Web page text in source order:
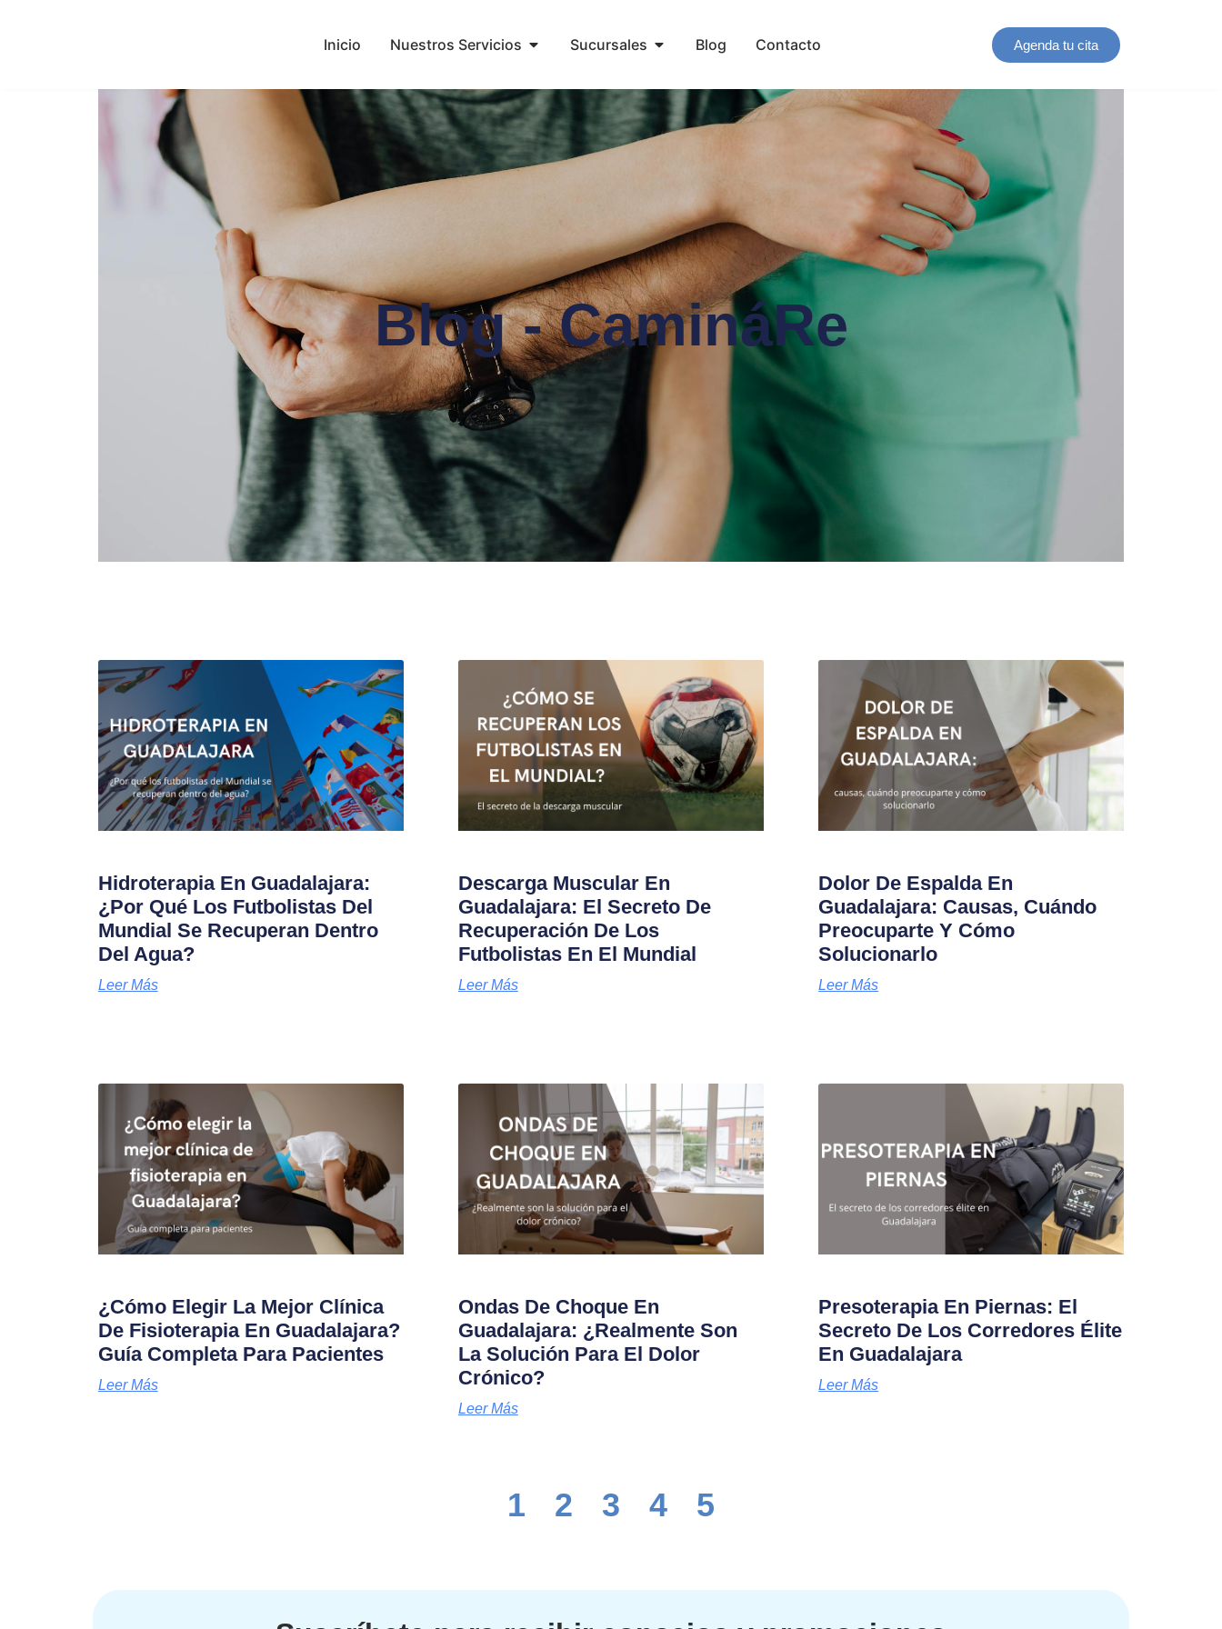
Inicio Nuestros Servicios Sucursales Blog Contacto Agenda tu cita
Blog - CamináRe
Hidroterapia En Guadalajara:
¿Por Qué Los Futbolistas Del
Mundial Se Recuperan Dentro
Del Agua?
Leer Más
Descarga Muscular En
Guadalajara: El Secreto De
Recuperación De Los
Futbolistas En El Mundial
Leer Más
Dolor De Espalda En
Guadalajara: Causas, Cuándo
Preocuparte Y Cómo
Solucionarlo
Leer Más
¿Cómo Elegir La Mejor Clínica
De Fisioterapia En Guadalajara?
Guía Completa Para Pacientes
Leer Más
Ondas De Choque En
Guadalajara: ¿Realmente Son
La Solución Para El Dolor
Crónico?
Leer Más
Presoterapia En Piernas: El
Secreto De Los Corredores Élite
En Guadalajara
Leer Más
1 2 3 4 5